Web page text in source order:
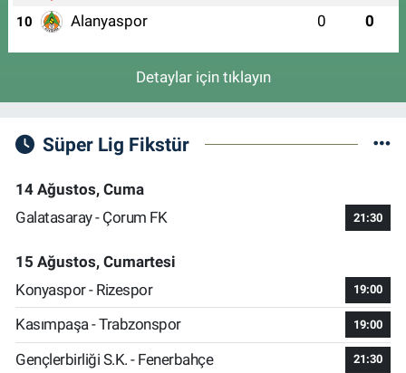
10 Alanyaspor 0 0
Detaylar için tıklayın
Süper Lig Fikstür
14 Ağustos, Cuma
Galatasaray - Çorum FK
21:30
15 Ağustos, Cumartesi
Konyaspor - Rizespor
19:00
Kasımpaşa - Trabzonspor 19:00
Gençlerbirliği S.K. - Fenerbahçe 21:30